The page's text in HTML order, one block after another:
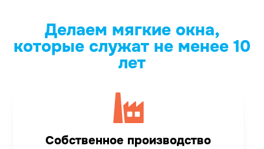
Делаем мягкие окна,
которые служат не менее 10
лет
Собственное производство